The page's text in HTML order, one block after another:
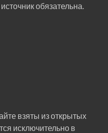
обязательна.
взяты из открытых
исключительно в